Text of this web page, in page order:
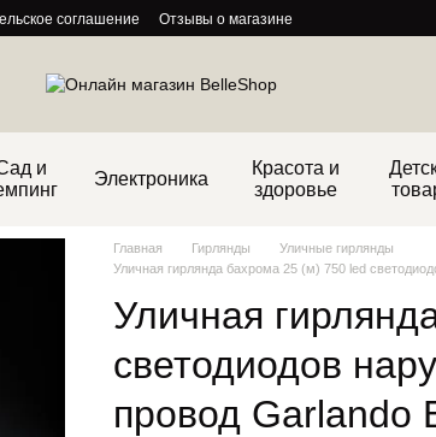
соглашение
Отзывы о магазине
и
Электроника
Красота и
здоровье
Главная Гирлянды
Уличные гирлянды
Уличная гирлянда бахрома 25 (м) 750 led
Уличная
светодиодов
провод Garlando